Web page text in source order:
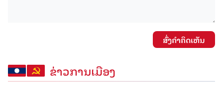
ສົ່ງຄໍາຄິດເຫັນ
ຂ່າວການເມືອງ